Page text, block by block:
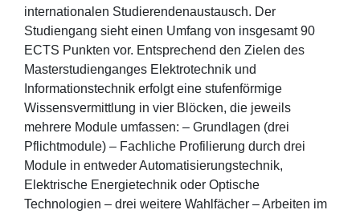
internationalen Studierendenaustausch. Der
Studiengang sieht einen Umfang von insgesamt 90
ECTS Punkten vor. Entsprechend den Zielen des
Masterstudienganges Elektrotechnik und
Informationstechnik erfolgt eine stufenförmige
Wissensvermittlung in vier Blöcken, die jeweils
mehrere Module umfassen: – Grundlagen (drei
Pflichtmodule) – Fachliche Profilierung durch drei
Module in entweder Automatisierungstechnik,
Elektrische Energietechnik oder Optische
Technologien – drei weitere Wahlfächer – Arbeiten im